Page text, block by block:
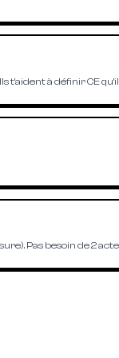
à définir CE
Pas besoin de 2